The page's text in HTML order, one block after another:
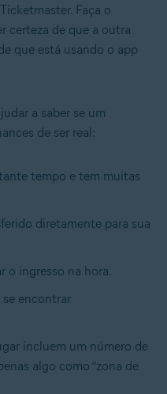
Faça o
certeza de que a outra
que está usando o app
a saber se um
de ser real:
tempo e tem muitas
diretamente para sua
o ingresso na hora.
encontrar
incluem um número de
algo como “zona de